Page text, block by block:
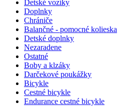
Detské vozíky
Doplnky
Chrániče
Balančné - pomocné kolieska
Detské doplnky
Nezaradene
Ostatné
Boby a klzáky
Darčekové poukážky
Bicykle
Cestné bicykle
Endurance cestné bicykle